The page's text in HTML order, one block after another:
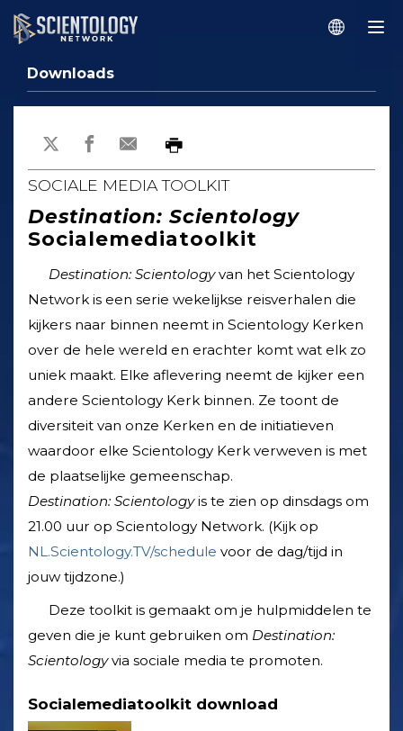
Downloads
SOCIALE MEDIA TOOLKIT
Destination: Scientology
Socialemediatoolkit
Destination: Scientologyvan het Scientology
Network is een serie wekelijkse reisverhalen die
kijkers naar binnen neemt in Scientology Kerken
over de hele wereld en erachter komt wat elk zo
uniek maakt. Elke aflevering neemt de kijker een
andere Scientology Kerk binnen. Ze toont de
diversiteit van onze Kerken en de initiatieven
waardoor elke Scientology Kerk verweven is met
de plaatselijke gemeenschap.
Destination: Scientologyis te zien op dinsdags om
21.00 uur op Scientology Network. (Kijk op
NL.Scientology.TV/schedule voor de dag/tijd in
jouw tijdzone.)
Deze toolkit is gemaakt om je hulpmiddelen te
geven die je kunt gebruiken om Destination:
Scientologyvia sociale media te promoten.
Socialemediatoolkit download